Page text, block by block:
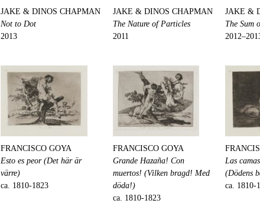
JAKE & DINOS CHAPMAN
Not to Dot
2013
JAKE & DINOS CHAPMAN
The Nature of Particles
2011
JAKE &
The Sum
FRANCISCO GOYA
Esto es peor (Det här är
värre)
ca. 1810-1823
FRANCISCO GOYA
Grande Hazaña! Con
muertos! (Vilken bragd! Med
döda!)
ca. 1810-1823
Las
(Dödens
ca. 1810-